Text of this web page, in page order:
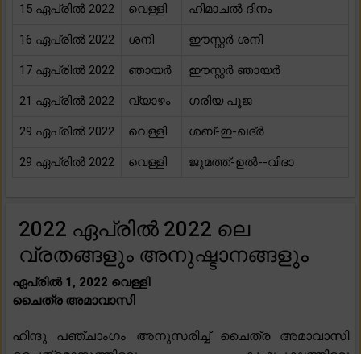
15 ഏപ്രിൽ 2022 വെള്ളി ഹിമാചൽ ദിനം
16 ഏപ്രിൽ 2022 ശനി ഈസ്റ്റർ ശനി
17 ഏപ്രിൽ 2022 ഞായർ ഈസ്റ്റർ ഞായർ
21 ഏപ്രിൽ 2022 വ്യാഴം ഗരിയ പൂജ
29 ഏപ്രിൽ 2022 വെള്ളി ശബ്-ഇ-ഖദ്ർ
29 ഏപ്രിൽ 2022 വെള്ളി ജുമത്ത്-ഉൽ--വിദാ
2022 ഏപ്രിൽ 2022 ലെ
വ്രതങ്ങളും അനുഷ്ടാനങ്ങളും
ഏപ്രിൽ 1, 2022 വെള്ളി
ചൈത്ര അമാവാസി
ഹിന്ദു പഞ്ചാംഗം അനുസരിച്ച് ചൈത്ര അമാവാസി